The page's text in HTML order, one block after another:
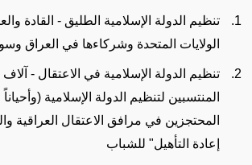
تنظيم الدولة الإسلامية الطليق - القادة
الولايات المتحدة وشركاءها في العراق
تنظيم الدولة الإسلامية في الاعتقال - آلاف
المنتسبين لتنظيم الدولة الإسلامية
المحتجزين في مرافق الاعتقال العراقية
إعادة التأهيل" للشباب